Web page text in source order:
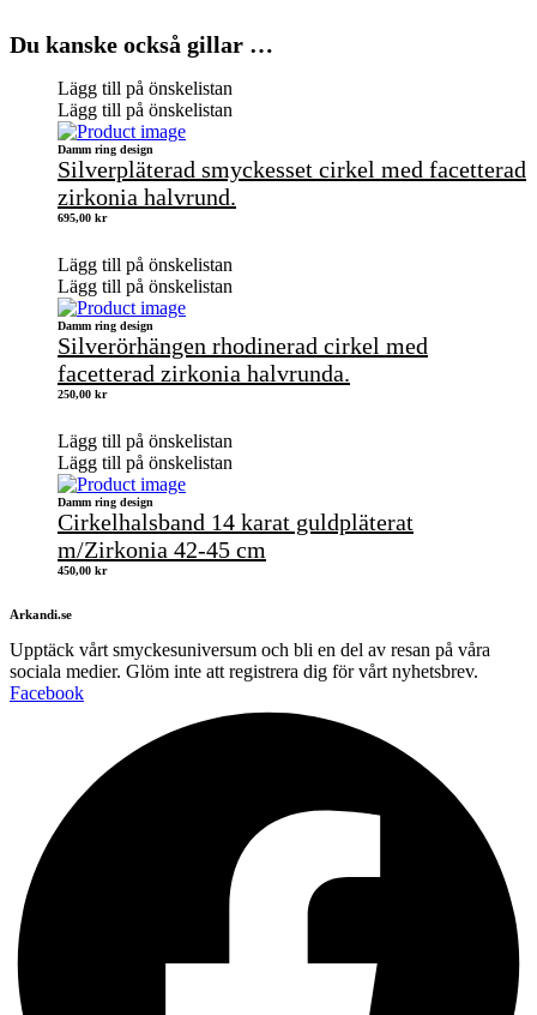
Du kanske också gillar …
Lägg till på önskelistan
Lägg till på önskelistan
Damm ring design
Silverpläterad smyckesset cirkel med facetterad
zirkonia halvrund.
695,00 kr
Lägg till på önskelistan
Lägg till på önskelistan
Damm ring design
Silverörhängen rhodinerad cirkel med
facetterad zirkonia halvrunda.
250,00 kr
Lägg till på önskelistan
Lägg till på önskelistan
Damm ring design
Cirkelhalsband 14 karat guldpläterat
m/Zirkonia 42-45 cm
450,00 kr
Arkandi.se
Upptäck vårt smyckesuniversum och bli en del av resan på våra
sociala medier. Glöm inte att registrera dig för vårt nyhetsbrev.
Facebook